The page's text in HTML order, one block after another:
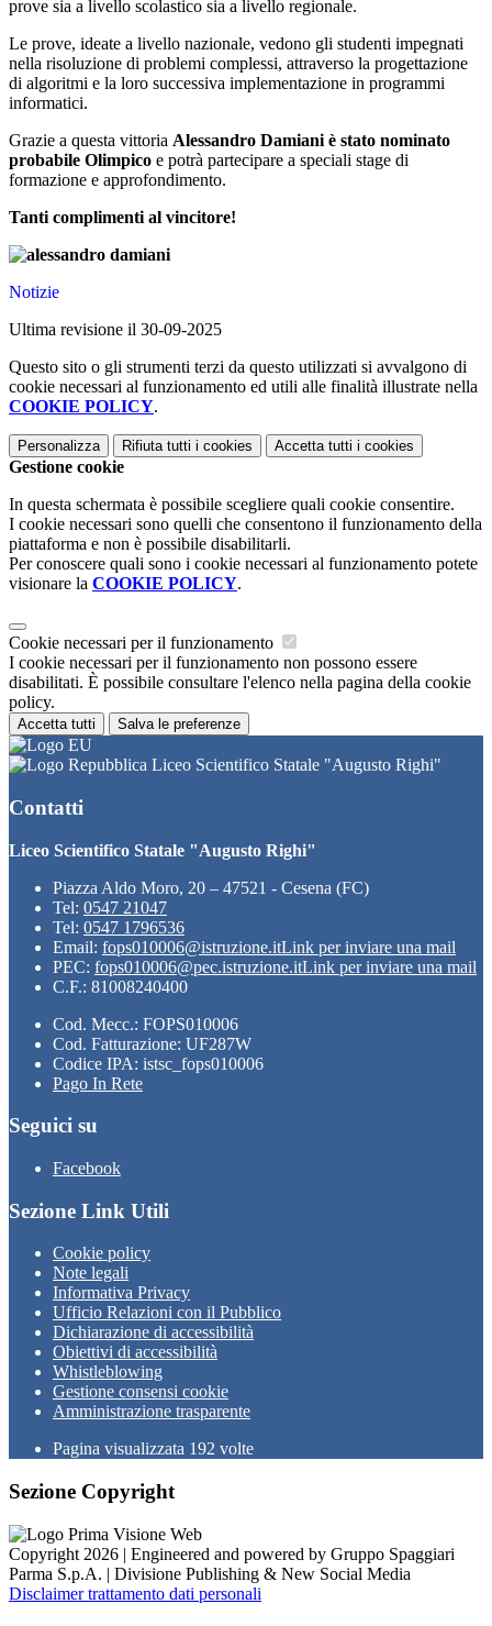
prove sia a livello scolastico sia a livello regionale.
Le prove, ideate a livello nazionale, vedono gli studenti impegnati
nella risoluzione di problemi complessi, attraverso la progettazione
di algoritmi e la loro successiva implementazione in programmi
informatici.
Grazie a questa vittoria Alessandro Damiani è stato nominato
probabile Olimpico e potrà partecipare a speciali stage di
formazione e approfondimento.
Tanti complimenti al vincitore!
Notizie
Ultima revisione il 30-09-2025
Questo sito o gli strumenti terzi da questo utilizzati si avvalgono di
cookie necessari al funzionamento ed utili alle finalità illustrate nella
COOKIE POLICY.
Personalizza Rifiuta tutti i cookies Accetta tutti i cookies
Gestione cookie
In questa schermata è possibile scegliere quali cookie consentire.
I cookie necessari sono quelli che consentono il funzionamento della
piattaforma e non è possibile disabilitarli.
Per conoscere quali sono i cookie necessari al funzionamento potete
visionare la COOKIE POLICY.
Cookie necessari per il funzionamento
I cookie necessari per il funzionamento non possono essere
disabilitati. È possibile consultare l'elenco nella pagina della cookie
policy.
Accetta tutti Salva le preferenze
Liceo Scientifico Statale "Augusto Righi"
Contatti
Liceo Scientifico Statale "Augusto Righi"
Piazza Aldo Moro, 20 – 47521 - Cesena (FC)
Tel: 0547 21047
Tel: 0547 1796536
Email: fops010006@istruzione.itLink per inviare una mail
PEC: fops010006@pec.istruzione.itLink per inviare una mail
C.F.: 81008240400
Cod. Mecc.: FOPS010006
Cod. Fatturazione: UF287W
Codice IPA: istsc_fops010006
Pago In Rete
Seguici su
Facebook
Sezione Link Utili
Cookie policy
Note legali
Informativa Privacy
Ufficio Relazioni con il Pubblico
Dichiarazione di accessibilità
Obiettivi di accessibilità
Whistleblowing
Gestione consensi cookie
Amministrazione trasparente
Pagina visualizzata 192 volte
Sezione Copyright
Copyright 2026 | Engineered and powered by Gruppo Spaggiari
Parma S.p.A. | Divisione Publishing & New Social Media
Disclaimer trattamento dati personali